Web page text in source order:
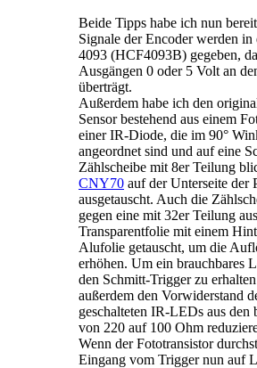
Beide Tipps habe ich nun
Signale der Encoder werden
4093 (HCF4093B) gegeben,
Ausgängen 0 oder 5 Volt an
überträgt.
Außerdem habe ich den
Sensor bestehend aus einem
einer IR-Diode, die im 90°
angeordnet sind und auf eine
Zählscheibe mit 8er Teilung
CNY70 auf der Unterseite der
ausgetauscht. Auch die
gegen eine mit 32er Teilung
Transparentfolie mit einem
Alufolie getauscht, um die
erhöhen. Um ein brauchbares
den Schmitt-Trigger zu
außerdem den Vorwiderstand
geschalteten IR-LEDs aus den
von 220 auf 100 Ohm
Wenn der Fototransistor
Eingang vom Trigger nun auf